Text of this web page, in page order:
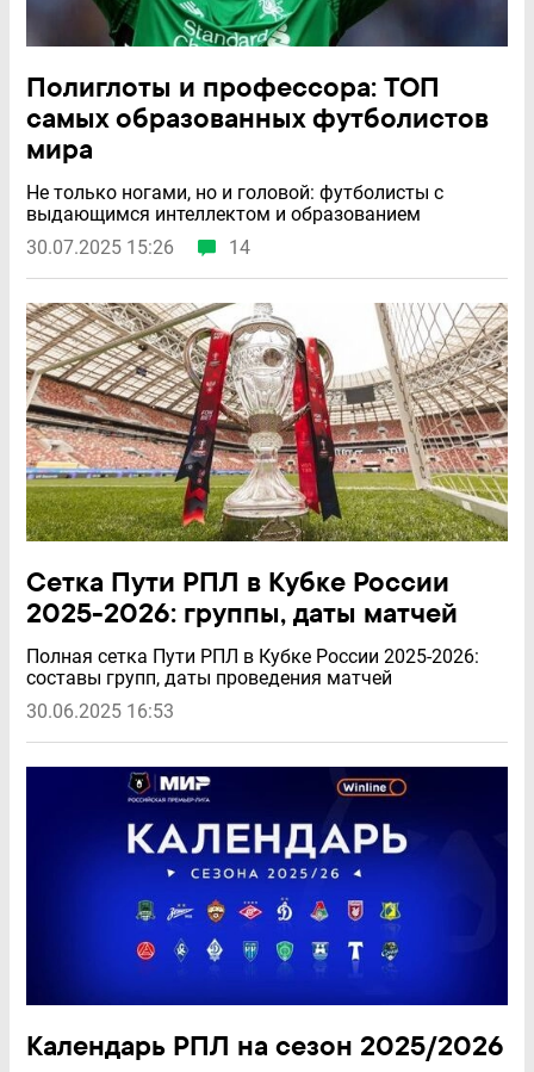
Полиглоты и профессора: ТОП
самых образованных футболистов
мира
Не только ногами, но и головой: футболисты с
выдающимся интеллектом и образованием
30.07.2025 15:26
14
Сетка Пути РПЛ в Кубке России
2025-2026: группы, даты матчей
Полная сетка Пути РПЛ в Кубке России 2025-2026:
составы групп, даты проведения матчей
30.06.2025 16:53
Календарь РПЛ на сезон 2025/2026